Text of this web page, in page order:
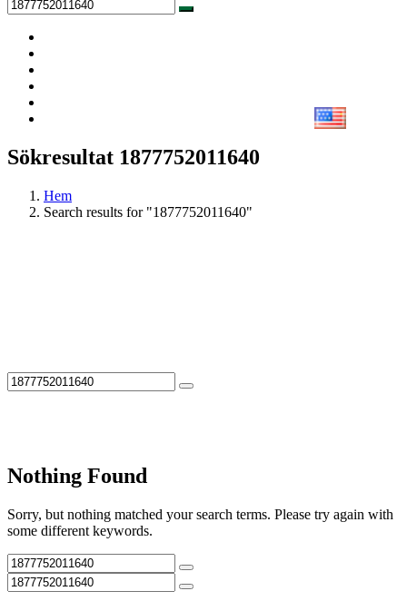
Sökresultat 1877752011640
Hem
Search results for "1877752011640"
Nothing Found
Sorry, but nothing matched your search terms. Please try again with
some different keywords.